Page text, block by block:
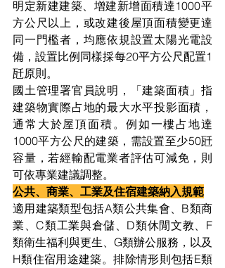
明定新建建築、增建新增面積達1000平
方公尺以上，或改建後屋頂面積變更達
同一門檻者，均應依規設置太陽光電設
備，設置比例同樣採每20平方公尺配置1
瓩原則。
國土管理署官員說明，「建築面積」指
建築物實際占地的最大水平投影面積，
通常大於屋頂面積。例如一樓占地達
1000平方公尺的建築，需設置至少50瓩
容量，若經輸配電業者評估可減免，則
可依專業建議調整。
公共、商業、工業及住宿建築納入規範
適用建築類型包括A類公共集會、B類商
業、C類工業與倉儲、D類休閒文教、F
類衛生福利與更生、G類辦公服務，以及
H類住宿用途建築。排除情形則包括E類